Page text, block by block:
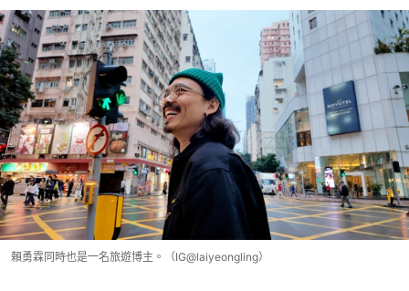
賴勇霖同時也是一名旅遊博主。（IG@laiyeongling）